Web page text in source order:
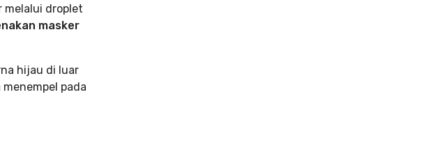
melalui droplet
masker
hijau di luar
pada